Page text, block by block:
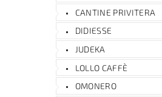
CANTINE PRIVITERA
DIDIESSE
JUDEKA
LOLLO CAFFÈ
OMONERO